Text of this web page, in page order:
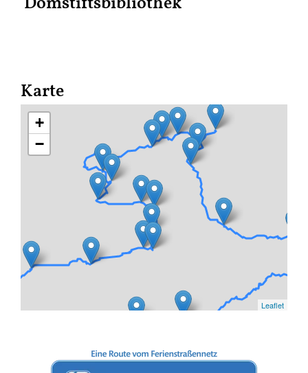
Karte
+
−
Leaflet